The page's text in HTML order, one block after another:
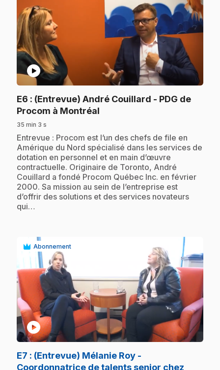
play_circle
E6 : (Entrevue) André Couillard - PDG de
Procom à Montréal
35 min 3 s
.Entrevue : Procom est l’un des chefs de file en
Amérique du Nord spécialisé dans les services de
dotation en personnel et en main d’œuvre
contractuelle. Originaire de Toronto, André
Couillard a fondé Procom Québec Inc. en février
2000. Sa mission au sein de l’entreprise est
d’offrir des solutions et des services novateurs
qui…
Abonnement
play_circle
E7 : (Entrevue) Mélanie Roy -
Coordonnatrice de talents senior chez